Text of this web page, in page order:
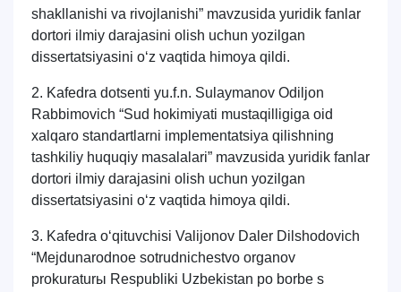
shakllanishi va rivojlanishi” mavzusida yuridik fanlar
dortori ilmiy darajasini olish uchun yozilgan
dissertatsiyasini o‘z vaqtida himoya qildi.
2. Kafedra dotsenti yu.f.n. Sulaymanov Odiljon
Rabbimovich “Sud hokimiyati mustaqilligiga oid
xalqaro standartlarni implementatsiya qilishning
tashkiliy huquqiy masalalari” mavzusida yuridik fanlar
dortori ilmiy darajasini olish uchun yozilgan
dissertatsiyasini o‘z vaqtida himoya qildi.
3. Kafedra o‘qituvchisi Valijonov Daler Dilshodovich
“Mejdunarodnoe sotrudnichestvo organov
prokuraturы Respubliki Uzbekistan po borbe s